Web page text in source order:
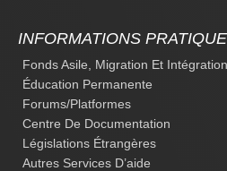
INFORMATIONS
Fonds Asile, Migration Et Intégration
Éducation Permanente
Forums/platformes
Centre De Documentation
Législations Étrangères
Autres Services D’aide